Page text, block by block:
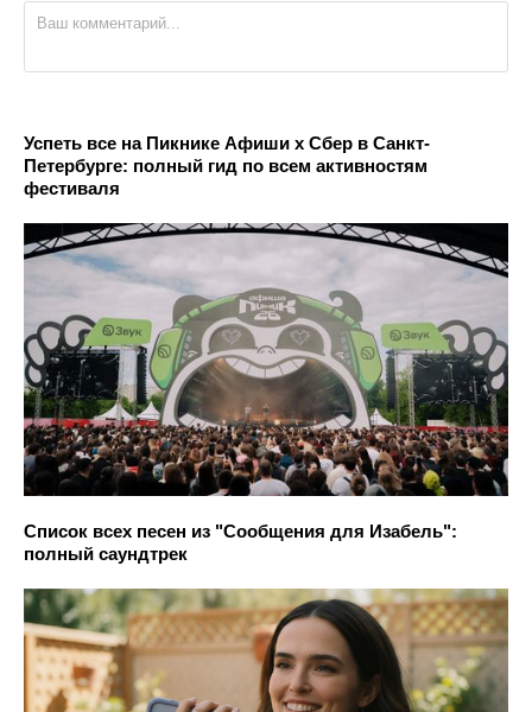
Успеть все на Пикнике Афиши x Сбер в Санкт-
Петербурге: полный гид по всем активностям
фестиваля
Список всех песен из "Сообщения для Изабель":
полный саундтрек